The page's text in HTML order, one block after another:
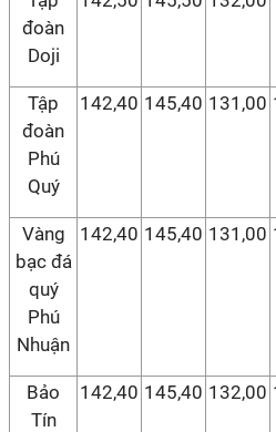
đoàn
Doji
Tập
đoàn
Phú
Quý
142,40 145,40 131,00
Vàng
bạc đá
quý
Phú
Nhuận
142,40 145,40 131,00
Bảo
Tín
142,40 145,40 132,00